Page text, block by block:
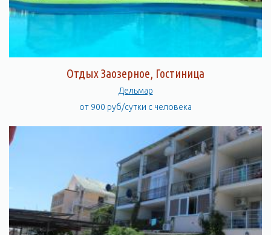
Отдых Заозерное, Гостиница
Дельмар
от 900 руб/сутки с человека